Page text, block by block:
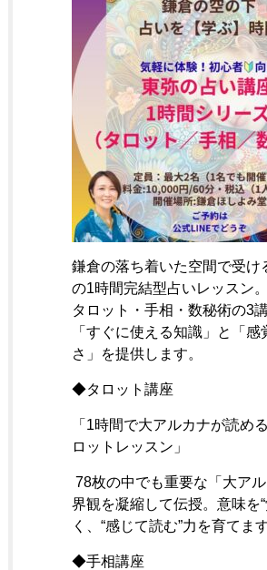
鎌倉の落ち着いた空間で受け
の1時間完結型占いレッスン。
タロット・手相・数秘術の3
「すぐに使える知識」と「感
さ」を提供します。
◆タロット講座
「1時間で大アルカナが読め
ロットレッスン」
78枚の中でも重要な「大ア
界観を凝縮して伝授。意味を
く、“感じて読む”力を育てます
◆手相講座